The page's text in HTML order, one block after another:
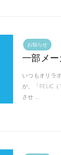
お知らせ
一部メ
いつもオリラ
が、「FELIC
させ …